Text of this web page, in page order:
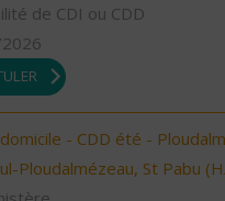
de CDI ou CDD
- CDD été -
Ploudalmézeau, St Pabu